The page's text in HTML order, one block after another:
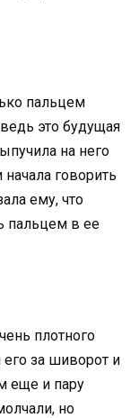
пальцем
это будущая
на него
говорить
ему, что
пальцем в ее
плотного
за шиворот и
еще и пару
но